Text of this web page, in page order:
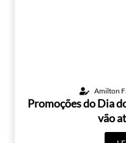
Amilton
Promoções do Dia
vão